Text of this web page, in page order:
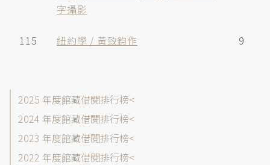
字攝影
115 紐約學 / 黃致鈞作 9
館
目
錄-
借
2025 年度館藏借閱排行榜
2024 年度館藏借閱排行榜
2023 年度館藏借閱排行榜
2022 年度館藏借閱排行榜